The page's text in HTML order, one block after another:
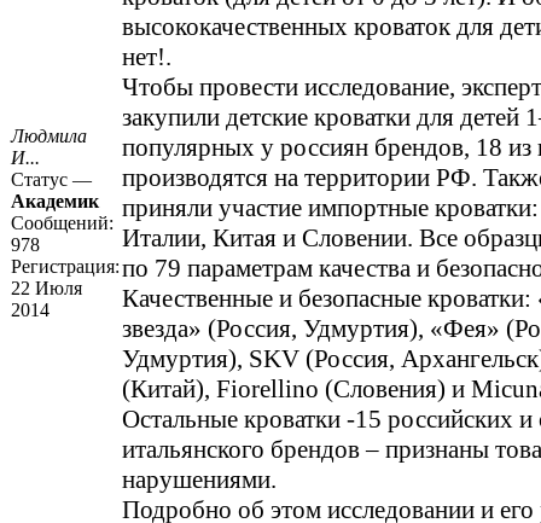
Людмила
И...
Статус —
Академик
Сообщений:
978
Регистрация:
22 Июля
2014
высококачественных кроваток для
нет!.
Чтобы провести исследование,
закупили детские кроватки для детей
популярных у россиян брендов, 18 из
производятся на территории РФ.
приняли участие импортные
Италии, Китая и Словении. Все
по 79 параметрам качества и
Качественные и безопасные кроватки:
звезда» (Россия, Удмуртия), «Фея»
Удмуртия), SKV (Россия,
(Китай), Fiorellino (Словения) и
Остальные кроватки -15 российских и
итальянского брендов – признаны
нарушениями.
Подробно об этом исследовании и его